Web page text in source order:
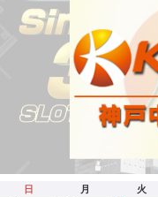
日 月 火